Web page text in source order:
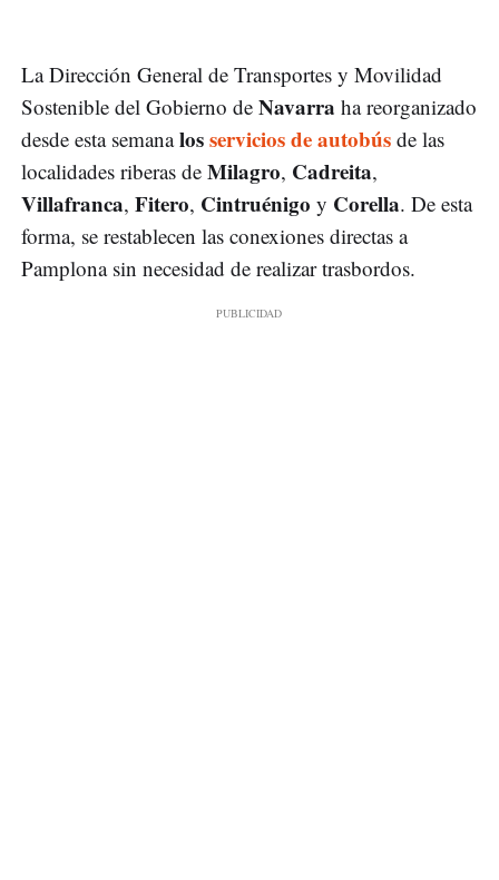
La Dirección General de Transportes y Movilidad
Sostenible del Gobierno de Navarra ha reorganizado
desde esta semanalosservicios de autobús de las
localidades riberas de Milagro, Cadreita,
Villafranca, Fitero, Cintruénigo y Corella. De esta
forma, se restablecen las conexiones directas a
Pamplona sin necesidad de realizar trasbordos.